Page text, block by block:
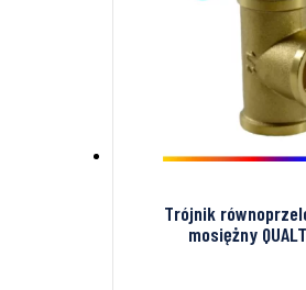
Trójnik
mosiężny